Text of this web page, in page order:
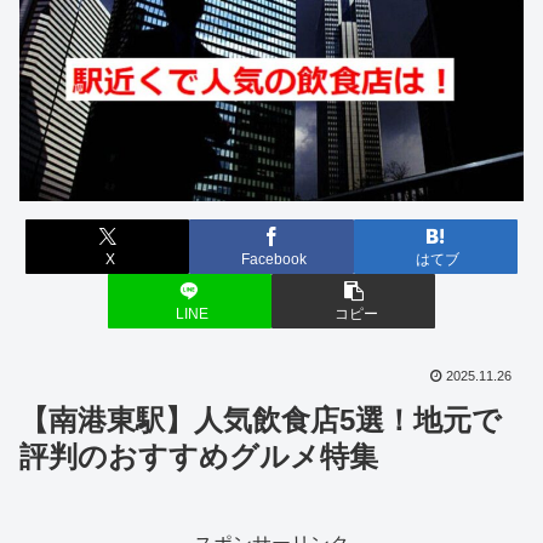
X Facebook はてブ
LINE コピー
2025.11.26
【南港東駅】人気飲食店5選！地元で
評判のおすすめグルメ特集